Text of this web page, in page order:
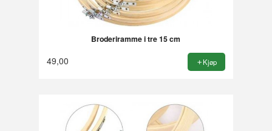
Broderiramme i tre 15 cm
49,00 Kjøp